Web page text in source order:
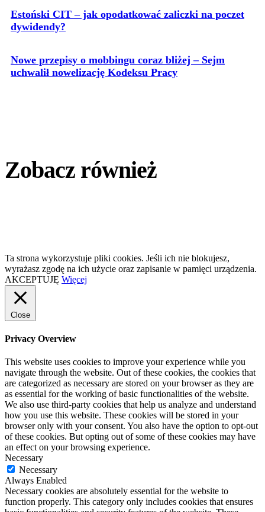
Estoński CIT – jak opodatkować zaliczki na poczet
dywidendy?
Nowe przepisy o mobbingu coraz bliżej – Sejm
uchwalił nowelizację Kodeksu Pracy
Zobacz również
Ta strona wykorzystuje pliki cookies. Jeśli ich nie blokujesz,
wyrażasz zgodę na ich użycie oraz zapisanie w pamięci urządzenia.
AKCEPTUJĘ Więcej
Close
Privacy Overview
This website uses cookies to improve your experience while you
navigate through the website. Out of these cookies, the cookies that
are categorized as necessary are stored on your browser as they are
as essential for the working of basic functionalities of the website.
We also use third-party cookies that help us analyze and understand
how you use this website. These cookies will be stored in your
browser only with your consent. You also have the option to opt-out
of these cookies. But opting out of some of these cookies may have
an effect on your browsing experience.
Necessary
Necessary
Always Enabled
Necessary cookies are absolutely essential for the website to
function properly. This category only includes cookies that ensures